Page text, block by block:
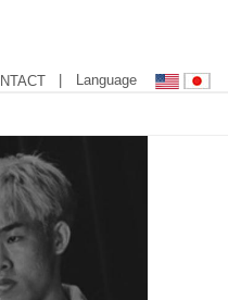
| Language